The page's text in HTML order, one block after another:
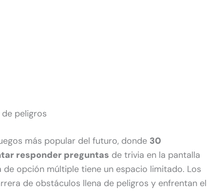
peligros
más popular del futuro, donde 30
responder preguntas de trivia en la pantalla
opción múltiple tiene un espacio limitado. Los
de obstáculos llena de peligros y enfrentan el